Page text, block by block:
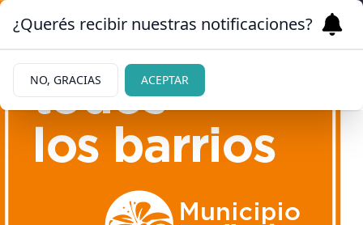
Sandra Pettovello anunció
¿Querés recibir nuestras notificaciones?
NO, GRACIAS ACEPTAR